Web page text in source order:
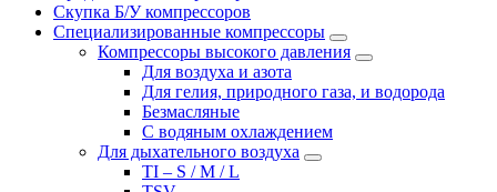
Скупка Б/У компрессоров
Специализированные компрессоры
Компрессоры высокого давления
Для воздуха и азота
Для гелия, природного газа, и водорода
Безмасляные
С водяным охлаждением
Для дыхательного воздуха
TI – S / M / L